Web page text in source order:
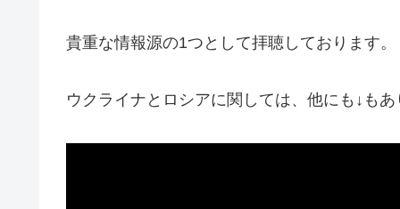
貴重な情報源の1つとして拝聴しております。
ウクライナとロシアに関しては、他にも↓も